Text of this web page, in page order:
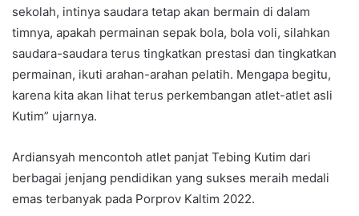
sekolah, intinya saudara tetap akan bermain di dalam
timnya, apakah permainan sepak bola, bola voli, silahkan
saudara-saudara terus tingkatkan prestasi dan tingkatkan
permainan, ikuti arahan-arahan pelatih. Mengapa begitu,
karena kita akan lihat terus perkembangan atlet-atlet asli
Kutim” ujarnya.
Ardiansyah mencontoh atlet panjat Tebing Kutim dari
berbagai jenjang pendidikan yang sukses meraih medali
emas terbanyak pada Porprov Kaltim 2022.